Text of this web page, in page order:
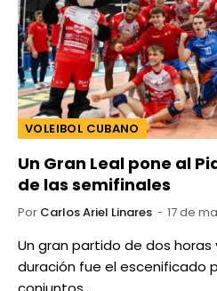
VOLEIBOL CUBANO
Un Gran Leal pone al
de las semifinales
Por Carlos Ariel Linares 17 de
Un gran partido de dos
duración fue el escenificado